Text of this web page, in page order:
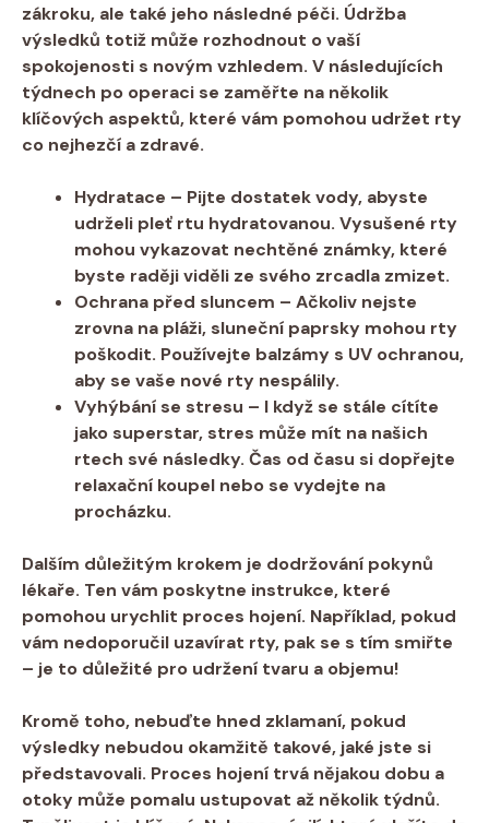
zákroku, ale také jeho následné péči. Údržba
výsledků totiž může rozhodnout o vaší
spokojenosti s novým vzhledem. V následujících
týdnech po operaci se zaměřte na několik
klíčových aspektů, které vám pomohou udržet rty
co nejhezčí a zdravé.
Hydratace – Pijte dostatek vody, abyste
udrželi pleť rtu hydratovanou. Vysušené rty
mohou vykazovat nechtěné známky, které
byste raději viděli ze svého zrcadla zmizet.
Ochrana před sluncem – Ačkoliv nejste
zrovna na pláži, sluneční paprsky mohou rty
poškodit. Používejte balzámy s UV ochranou,
aby se vaše nové rty nespálily.
Vyhýbání se stresu – I když se stále cítíte
jako superstar, stres může mít na našich
rtech své následky. Čas od času si dopřejte
relaxační koupel nebo se vydejte na
procházku.
Dalším důležitým krokem je dodržování pokynů
lékaře. Ten vám poskytne instrukce, které
pomohou urychlit proces hojení. Například, pokud
vám nedoporučil uzavírat rty, pak se s tím smiřte
– je to důležité pro udržení tvaru a objemu!
Kromě toho, nebuďte hned zklamaní, pokud
výsledky nebudou okamžitě takové, jaké jste si
představovali. Proces hojení trvá nějakou dobu a
otoky může pomalu ustupovat až několik týdnů.